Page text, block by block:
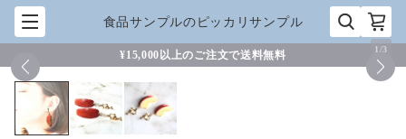
食品サンプルのピッカリサンプル
¥15,000以上のご注文で送料無料 1 /3